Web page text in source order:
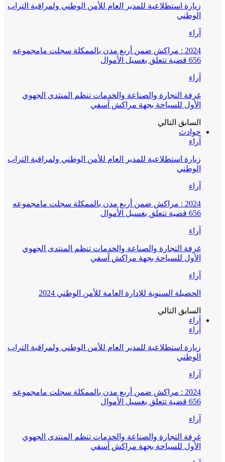
زيارة استطلاعية للمدير العام للأمن الوطني ولمراقبة التراب
الوطني
آراء
2024 : مراكش ضمن أربع مدن بالممكلة سجلت مامجموعه
656 قضية تتعلق بغسيل الأموال
آراء
غرفة التجارة والصناعة والخدمات تنظم المنتدى الجهوي
الأول للسياحة بجهة مراكش آسفي
السابق التالي
حوادث
آراء
زيارة استطلاعية للمدير العام للأمن الوطني ولمراقبة التراب
الوطني
آراء
2024 : مراكش ضمن أربع مدن بالممكلة سجلت مامجموعه
656 قضية تتعلق بغسيل الأموال
آراء
غرفة التجارة والصناعة والخدمات تنظم المنتدى الجهوي
الأول للسياحة بجهة مراكش آسفي
آراء
الحصيلة السنوية للإدارة العامة للأمن الوطني 2024
السابق التالي
آراء
آراء
زيارة استطلاعية للمدير العام للأمن الوطني ولمراقبة التراب
الوطني
آراء
2024 : مراكش ضمن أربع مدن بالممكلة سجلت مامجموعه
656 قضية تتعلق بغسيل الأموال
آراء
غرفة التجارة والصناعة والخدمات تنظم المنتدى الجهوي
الأول للسياحة بجهة مراكش آسفي